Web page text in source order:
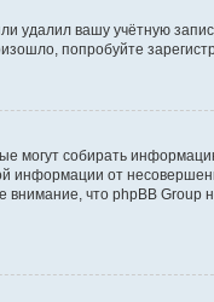
удалил вашу учётную
попробуйте
могут собирать
информации от
внимание, что phpBB Group